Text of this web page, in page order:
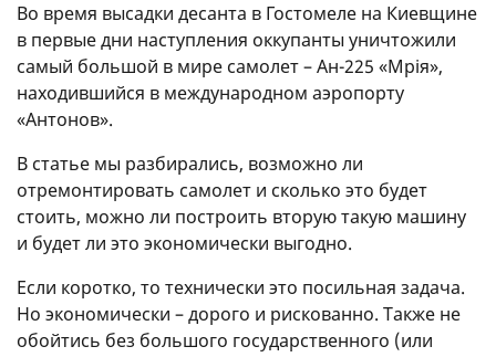
Во время высадки десанта в Гостомеле на Киевщине
в первые дни наступления оккупанты уничтожили
самый большой в мире самолет – Ан-225 «Мрія»,
находившийся в международном аэропорту
«Антонов».
В статье мы разбирались, возможно ли
отремонтировать самолет и сколько это будет
стоить, можно ли построить вторую такую машину
и будет ли это экономически выгодно.
Если коротко, то технически это посильная задача.
Но экономически – дорого и рискованно. Также не
обойтись без большого государственного (или